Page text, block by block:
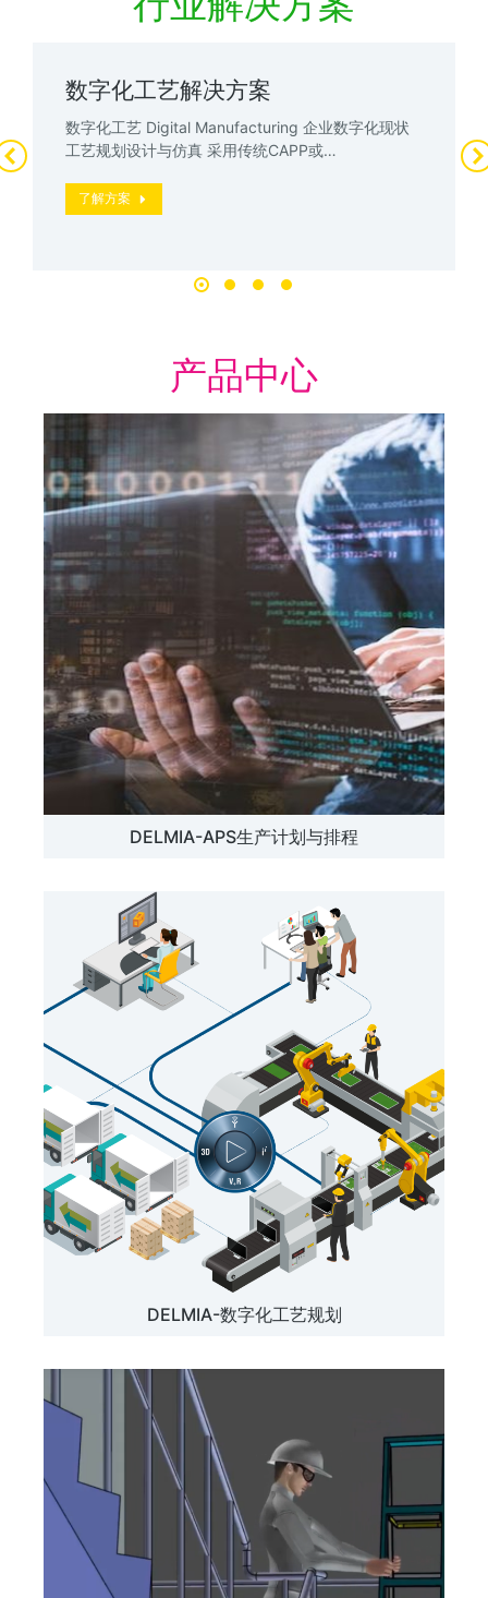
数字化工艺解决方案
数字化工艺 Digital Manufacturing 企业数字化现状
工艺规划设计与仿真 采用传统CAPP或…
了解方案
产品中心
DELMIA-APS生产计划与排程
DELMIA-数字化工艺规划